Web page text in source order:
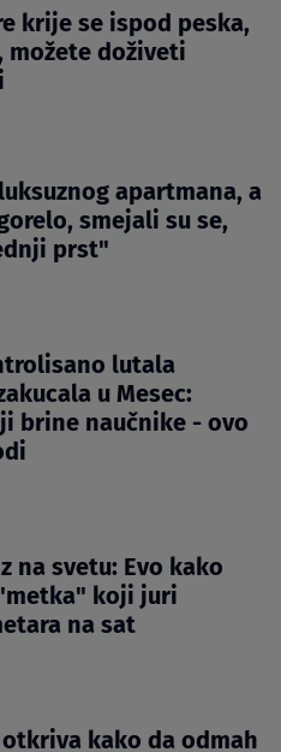
krije se ispod peska,
možete doživeti
apartmana, a
smejali su se,
prst"
lutala
u Mesec:
brine naučnike - ovo
na svetu: Evo kako
koji juri
na sat
kako da odmah